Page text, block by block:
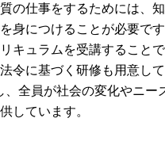
の仕事をするためには、
身につけることが必要で
キュラムを受講すること
令に基づく研修も用意し
全員が社会の変化やニー
しています。